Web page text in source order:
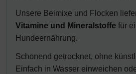
Unsere Beimixe und Flocken
Vitamine und Mineralstoffe für
Hundeernährung.
Schonend getrocknet, ohne
Einfach in Wasser einweichen